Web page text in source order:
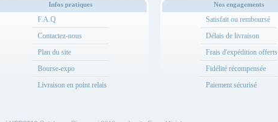
Infos pratiques
F.A.Q
Contactez-nous
Plan du site
Bourse-expo
Livraison en point relais
Nos engagements
Satisfait ou remboursé
Délais de livraison
Frais d'expédition offerts
Fidélité récompensée
Paiement sécurisé